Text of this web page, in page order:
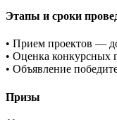
Этапы и сроки
• Прием проектов —
• Оценка конкурсных
• Объявление
Призы